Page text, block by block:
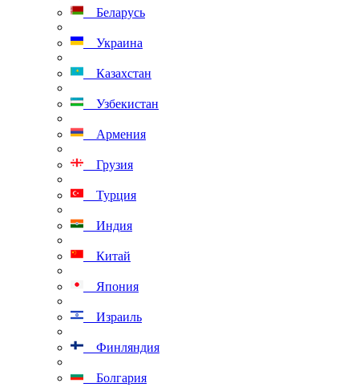
Беларусь
Украина
Казахстан
Узбекистан
Армения
Грузия
Турция
Индия
Китай
Япония
Израиль
Финляндия
Болгария